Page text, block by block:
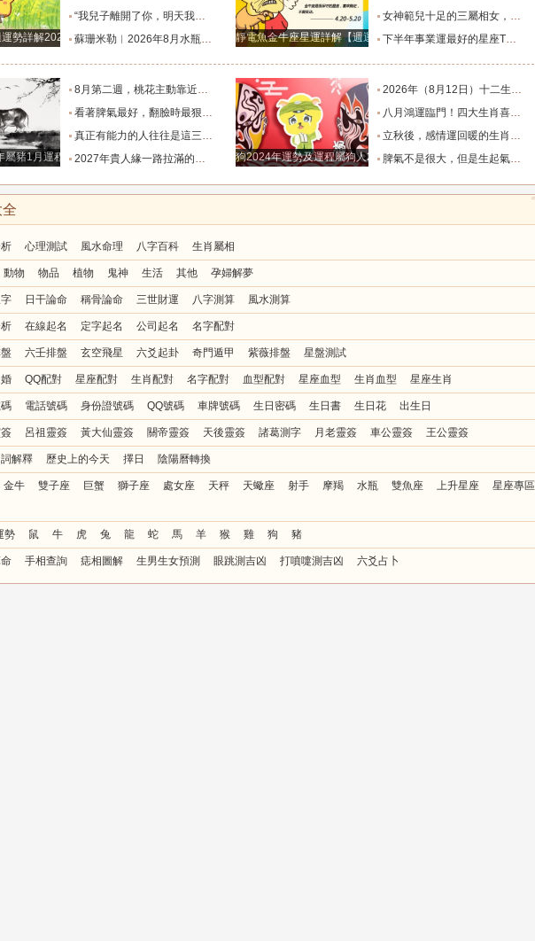
勢詳解2024.12.23-12.29
“我兒子離開了你，明天我就能幫他重新找一個好樣的女人！”_伴侶_星座_尋找
蘇珊米勒︱2026年8月水瓶座月度運勢_合作_木星_滿月
靜電魚金牛座星運詳解【週運2024年12月9日-12月15日】
女神範兒十足的三屬相女，很受異性的歡迎，人生處處招桃花！_女性_魅力_機遇
下半年事業運最好的星座TOP4_獅子座_木星_天蠍座
屬豬1月運程解析
8月第二週，桃花主動靠近，遇到值得認識的人的三個星座_雙子座_東西_地方
看著脾氣最好，翻臉時最狠！立秋後這三大星座撕掉偽裝，誰碰底線誰倒黴_金牛座_星象_天秤座
真正有能力的人往往是這三個星座，既能獨立完成也懂得借助團隊_水瓶_協作_一個人
2027年貴人緣一路拉滿的三大生肖！處處有人幫扶，全年順風順水少坎坷_合作_人脈_事業
狗2024年運勢及運程屬狗人2024運勢好嗎
2026年（8月12日）十二生肖最棒運勢播報_龍的_財富_方面
八月鴻運臨門！四大生肖喜事紮堆來襲，下半年一路順風順水到底_避雷_要點_合作
立秋後，感情運回暖的生肖TOP3_單身_放平_申金
脾氣不是很大，但是生起氣來很難哄的五大星座女_女性_情緒_給予
心理測試 風水命理 八字百科 生肖屬相
動物 物品 植物 鬼神 生活 其他 孕婦解夢
日干論命 稱骨論命 三世財運 八字測算 風水測算
在線起名 定字起名 公司起名 名字配對
六壬排盤 玄空飛星 六爻起卦 奇門遁甲 紫薇排盤 星盤測試
QQ配對 星座配對 生肖配對 名字配對 血型配對 星座血型 生肖血型 星座生肖
電話號碼 身份證號碼 QQ號碼 車牌號碼 生日密碼 生日書 生日花 出生日
呂祖靈簽 黃大仙靈簽 關帝靈簽 天後靈簽 諸葛測字 月老靈簽 車公靈簽 王公靈簽
解釋 歷史上的今天 擇日 陰陽曆轉換
金牛 雙子座 巨蟹 獅子座 處女座 天秤 天蠍座 射手 摩羯 水瓶 雙魚座 上升星座
星座專區
勢 鼠 牛 虎 兔 龍 蛇 馬 羊 猴 雞 狗 豬
手相查詢 痣相圖解 生男生女預測 眼跳測吉凶 打噴嚏測吉凶 六爻占卜
猴 雞